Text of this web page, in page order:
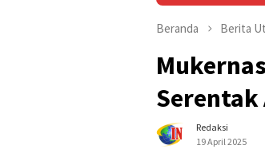
Beranda Berita
Serentak
Redaksi
19 April 2025